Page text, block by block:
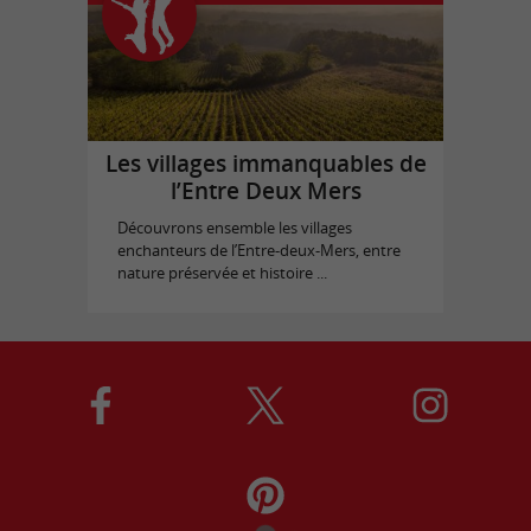
Les villages immanquables de
l’Entre Deux Mers
Découvrons ensemble les villages
enchanteurs de l’Entre-deux-Mers, entre
nature préservée et histoire ...